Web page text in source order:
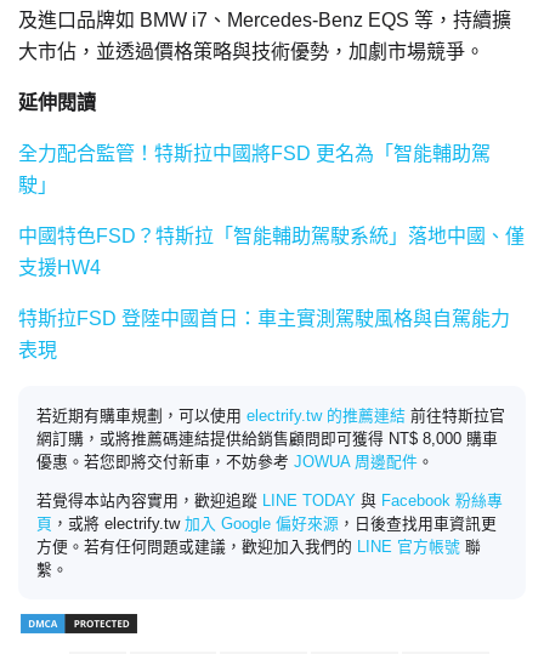
及進口品牌如 BMW i7、Mercedes-Benz EQS 等，持續擴
大市佔，並透過價格策略與技術優勢，加劇市場競爭。
延伸閱讀
全力配合監管！特斯拉中國將FSD 更名為「智能輔助駕
駛」
中國特色FSD？特斯拉「智能輔助駕駛系統」落地中國、僅
支援HW4
特斯拉FSD 登陸中國首日：車主實測駕駛風格與自駕能力
表現
若近期有購車規劃，可以使用 electrify.tw 的推薦連結 前往特斯拉官
網訂購，或將推薦碼連結提供給銷售顧問即可獲得 NT$ 8,000 購車
優惠。若您即將交付新車，不妨參考 JOWUA 周邊配件 。
若覺得本站內容實用，歡迎追蹤 LINE TODAY 與 Facebook 粉絲專
頁 ，或將 electrify.tw 加入 Google 偏好來源 ，日後查找用車資訊更
方便。若有任何問題或建議，歡迎加入我們的 LINE 官方帳號 聯
繫。